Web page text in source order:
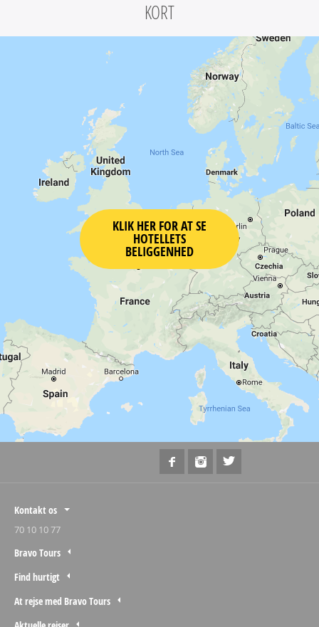
KORT
KLIK HER FOR AT SE
HOTELLETS
BELIGGENHED
Kontakt os
70 10 10 77
Bravo Tours
Find hurtigt
At rejse med Bravo Tours